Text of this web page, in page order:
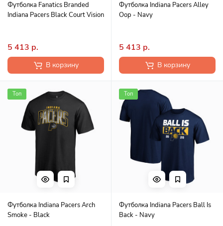
Футболка Fanatics Branded
Indiana Pacers Black Court Vision
5 413 р.
В корзину
Футболка Indiana Pacers Alley
Oop - Navy
5 413 р.
В корзину
Топ
Футболка Indiana Pacers Arch
Smoke - Black
Топ
Футболка Indiana Pacers Ball Is
Back - Navy